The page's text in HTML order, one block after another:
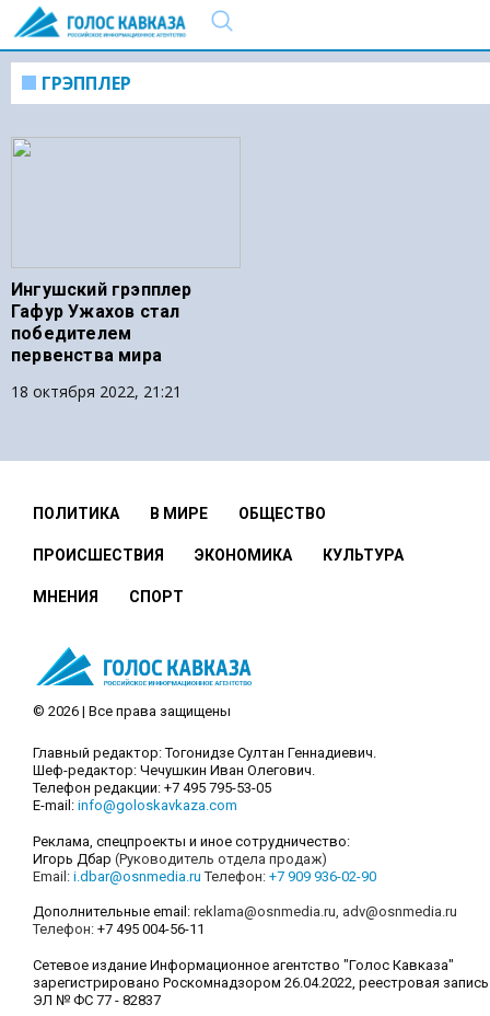
ГРЭППЛЕР
Ингушский грэпплер
Гафур Ужахов стал
победителем
первенства мира
18 октября 2022, 21:21
ПОЛИТИКА В МИРЕ ОБЩЕСТВО
ПРОИСШЕСТВИЯ ЭКОНОМИКА КУЛЬТУРА
МНЕНИЯ СПОРТ
© 2026 | Все права защищены
Главный редактор: Тогонидзе Султан Геннадиевич.
Шеф-редактор: Чечушкин Иван Олегович.
Телефон редакции: +7 495 795-53-05
E-mail: info@goloskavkaza.com
Реклама, спецпроекты и иное сотрудничество:
Игорь Дбар (Руководитель отдела продаж)
Email: i.dbar@osnmedia.ru Телефон: +7 909 936-02-90
Дополнительные email: reklama@osnmedia.ru, adv@osnmedia.ru
Телефон: +7 495 004-56-11
Сетевое издание Информационное агентство "Голос Кавказа"
зарегистрировано Роскомнадзором 26.04.2022, реестровая запись
ЭЛ № ФС 77 - 82837